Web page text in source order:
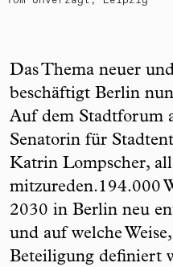
Das Thema neuer
beschäftigt Berlin
Auf dem Stadtforum
Senatorin für
Katrin Lompscher,
mitzureden.194.000
2030 in Berlin neu
und auf welche
Beteiligung definiert